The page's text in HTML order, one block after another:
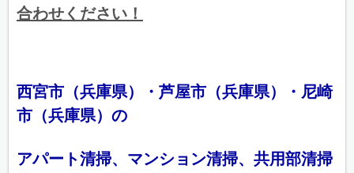
合わせください！
西宮市（兵庫県）・芦屋市（兵庫県）・尼崎
市（兵庫県）の
アパート清掃、マンション清掃、共用部清掃